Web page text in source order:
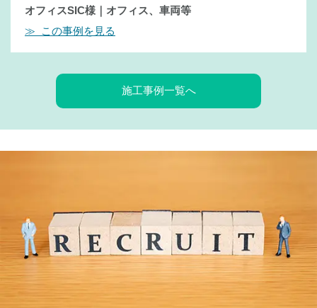
オフィスSIC様｜オフィス、車両等
≫ この事例を見る
施工事例一覧へ